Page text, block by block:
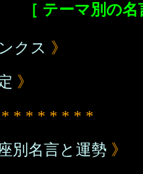
［ テーマ別の名
クス 》
》
* * * * * * *
別名言と運勢 》